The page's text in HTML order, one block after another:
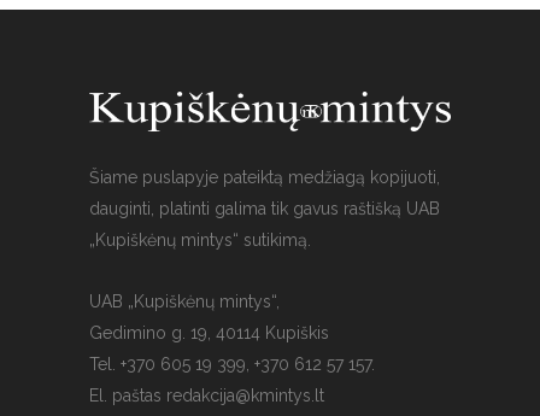
Šiame puslapyje pateiktą medžiagą kopijuoti,
dauginti, platinti galima tik gavus raštišką UAB
„Kupiškėnų mintys“ sutikimą.
UAB „Kupiškėnų mintys“,
Gedimino g. 19, 40114 Kupiškis
Tel. +370 605 19 399, +370 612 57 157.
El. paštas redakcija@kmintys.lt